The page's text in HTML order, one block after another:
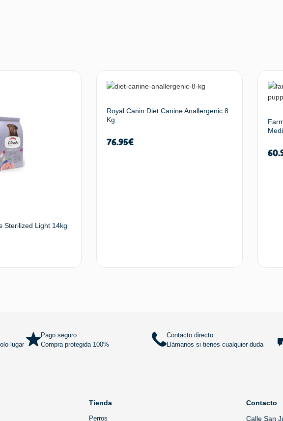
Sterilized Light 14kg
Royal Canin Diet Canine Anallergenic 8
Kg
76.95€
lugar
Pago seguro
Compra protegida 100%
Contacto directo
Llámanos si tienes cualquier duda
Tienda
Perros
Contacto
Calle San